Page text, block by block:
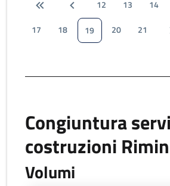
12 13 14
17
18 19 20 21
Congiuntura
costruzioni
Volumi